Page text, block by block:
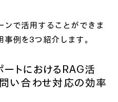
ンで活用することができま
例を3つ紹介します。
トにおけるRAG活
い合わせ対応の効率